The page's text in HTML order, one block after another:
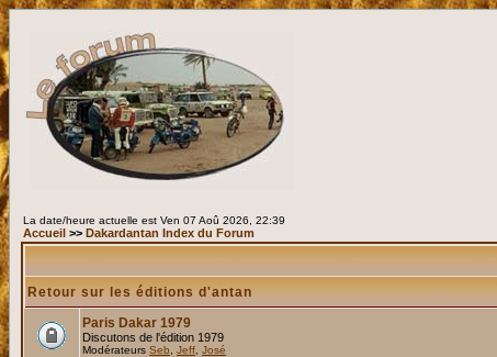
La date/heure actuelle est Ven 07 Aoû 2026, 22:39
Accueil >> Dakardantan Index du Forum
Retour sur les éditions d'antan
Paris Dakar 1979
Discutons de l'édition 1979
Modérateurs Seb Jeff José